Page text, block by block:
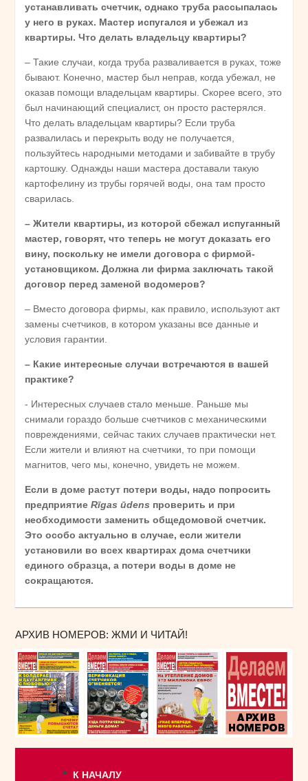
устанавливать счетчик, однако труба рассыпалась
у него в руках. Мастер испугался и убежал из
квартиры. Что делать владельцу квартиры?
– Такие случаи, когда труба разваливается в руках, тоже
бывают. Конечно, мастер был неправ, когда убежал, не
оказав помощи владельцам квартиры. Скорее всего, это
был начинающий специалист, он просто растерялся.
Что делать владельцам квартиры? Если труба
развалилась и перекрыть воду не получается,
пользуйтесь народными методами и забивайте в трубу
картошку. Однажды наши мастера доставали такую
картофелину из трубы горячей воды, она там просто
сварилась.
– Жители квартиры, из которой сбежал испуганный
мастер, говорят, что теперь не могут доказать его
вину, поскольку не имели договора с фирмой-
установщиком. Должна ли фирма заключать такой
договор перед заменой водомеров?
– Вместо договора фирмы, как правило, используют акт
замены счетчиков, в котором указаны все данные и
условия гарантии.
– Какие интересные случаи встречаются в вашей
практике?
- Интересных случаев стало меньше. Раньше мы
снимали гораздо больше счетчиков с механическими
повреждениями, сейчас таких случаев практически нет.
Если жители и влияют на счетчики, то при помощи
магнитов, чего мы, конечно, увидеть не можем.
Если в доме растут потери воды, надо попросить
предприятие Rīgas ūdens проверить и при
необходимости заменить общедомовой счетчик.
Это особо актуально в случае, если жители
установили во всех квартирах дома счетчики
единого образца, а потери воды в доме не
сокращаются.
АРХИВ НОМЕРОВ: ЖМИ И ЧИТАЙ!
К НАЧАЛУ